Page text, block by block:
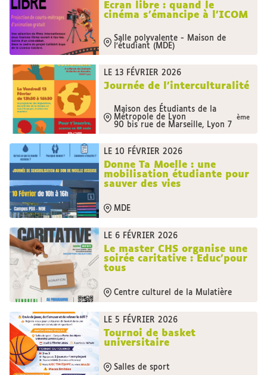
Ecran libre : quand le
cinéma s’émancipe à l'ICOM
Salle polyvalente - Maison de
l'étudiant (MDE)
LE 13 FÉVRIER 2026
Journée de l'interculturalité
Maison des Étudiants de la
Métropole de Lyon
90 bis rue de Marseille, Lyon 7
ème
LE 10 FÉVRIER 2026
Donne Ta Moelle : une
mobilisation étudiante pour
sauver des vies
MDE
LE 6 FÉVRIER 2026
Le master CHS organise une
soirée caritative : Educ'pour
tous
Centre culturel de la Mulatière
LE 5 FÉVRIER 2026
Tournoi de basket
universitaire
Salles de sport